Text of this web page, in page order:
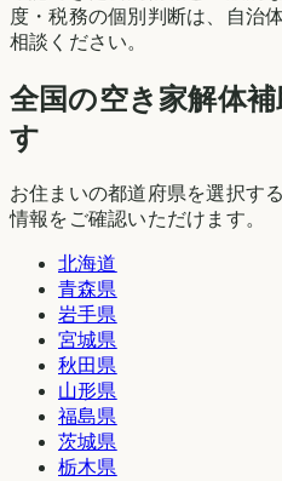
度・税務の個別判断は、自治
相談ください。
全国の空き家解体
す
お住まいの都道府県を選択す
情報をご確認いただけます。
北海道
青森県
岩手県
宮城県
秋田県
山形県
福島県
茨城県
栃木県